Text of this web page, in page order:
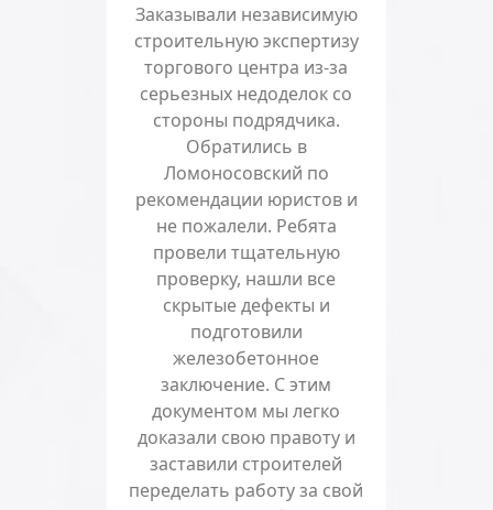
Заказывали независимую
строительную экспертизу
торгового центра из-за
серьезных недоделок со
стороны подрядчика.
Обратились в
Ломоносовский по
рекомендации юристов и
не пожалели. Ребята
провели тщательную
проверку, нашли все
скрытые дефекты и
подготовили
железобетонное
заключение. С этим
документом мы легко
доказали свою правоту и
заставили строителей
переделать работу за свой